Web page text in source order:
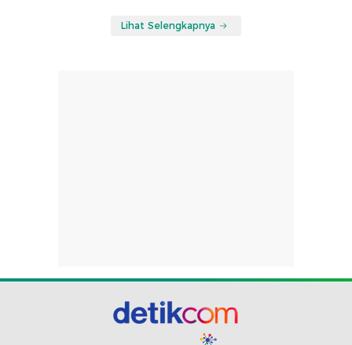
Lihat Selengkapnya